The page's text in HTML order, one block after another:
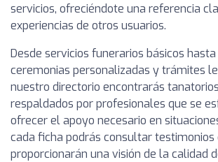
servicios, ofreciéndote una referencia
experiencias de otros usuarios.
Desde servicios funerarios básicos
ceremonias personalizadas y trámites
nuestro directorio encontrarás
respaldados por profesionales que se
ofrecer el apoyo necesario en
cada ficha podrás consultar testimonios
proporcionarán una visión de la calidad